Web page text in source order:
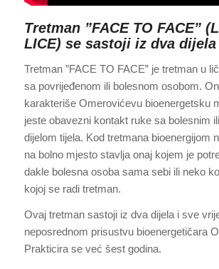
Tretman ”FACE TO FACE”
LICE) se sastoji iz dva dijela
Tretman ”FACE TO FACE” je tretman u
sa povrijeđenom ili bolesnom osobom.
karakteriše Omerovićevu bioenergetsku
jeste obavezni kontakt ruke sa bolesnim
dijelom tijela. Kod tretmana bioenergijom
na bolno mjesto stavlja onaj kojem je
dakle bolesna osoba sama sebi ili neko
kojoj se radi tretman.
Ovaj tretman sastoji iz dva dijela i sve
neposrednom prisustvu bioenergetičara
Prakticira se već šest godina.